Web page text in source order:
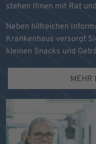
stehen Ihnen mit Rat
Neben hilfreichen
Krankenhaus versorgt
kleinen Snacks und
MEHR